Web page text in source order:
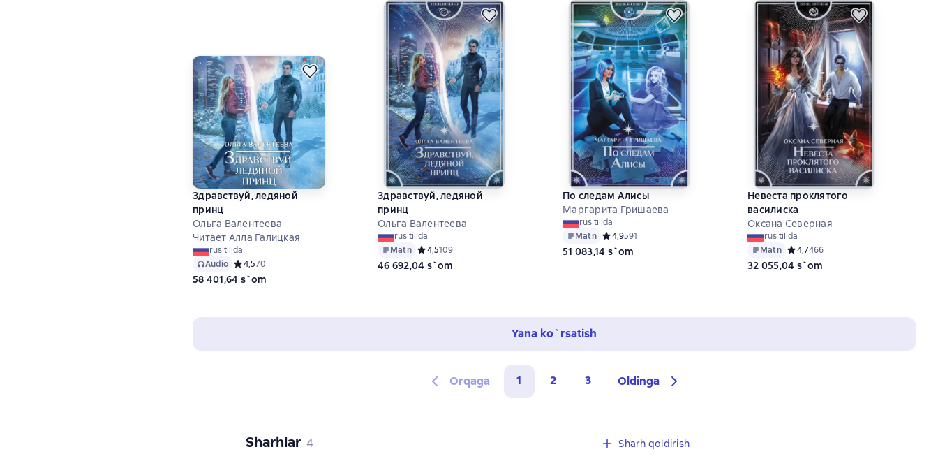
Здравствуй, ледяной
принц
Ольга Валентеева
Читает Алла Галицкая
rus tilida
Audio Средний рейтинг 4,5 на основе 70 оценок
4,570
58 401,64 s`om
Здравствуй, ледяной
принц
Ольга Валентеева
rus tilida
Matn Средний рейтинг 4,5 на основе 109 оценок
4,5109
46 692,04 s`om
По следам Алисы
Маргарита Гришаева
rus tilida
Matn Средний рейтинг 4,9 на основе 591 оценок
4,9591
51 083,14 s`om
Невеста проклятого
василиска
Оксана Северная
rus tilida
Matn Средний рейтинг 4,7 на основе 466
4,7466
32 055,04 s`om
Yana ko`rsatish
Orqaga 1 2 3 Oldinga
Sharhlar 4 sharhlar
4 Sharh qoldirish